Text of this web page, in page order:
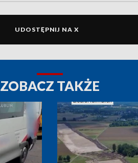
UDOSTĘPNIJ NA X
ZOBACZ TAKŻE